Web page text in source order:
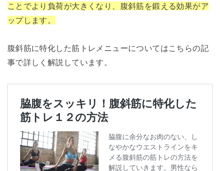
ことでより負荷が大きくなり、腹斜筋を鍛える効果がア
ップします。
腹斜筋に特化した筋トレメニューについてはこちらの記
事で詳しく解説しています。